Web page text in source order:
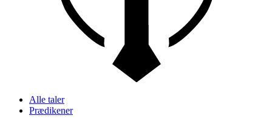
Alle taler
Prædikener